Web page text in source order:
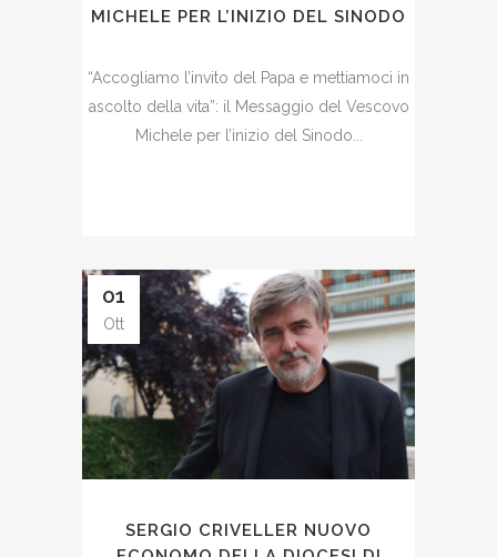
MICHELE PER L’INIZIO DEL SINODO
“Accogliamo l’invito del Papa e mettiamoci in
ascolto della vita”: il Messaggio del Vescovo
Michele per l’inizio del Sinodo...
01
Ott
SERGIO CRIVELLER NUOVO